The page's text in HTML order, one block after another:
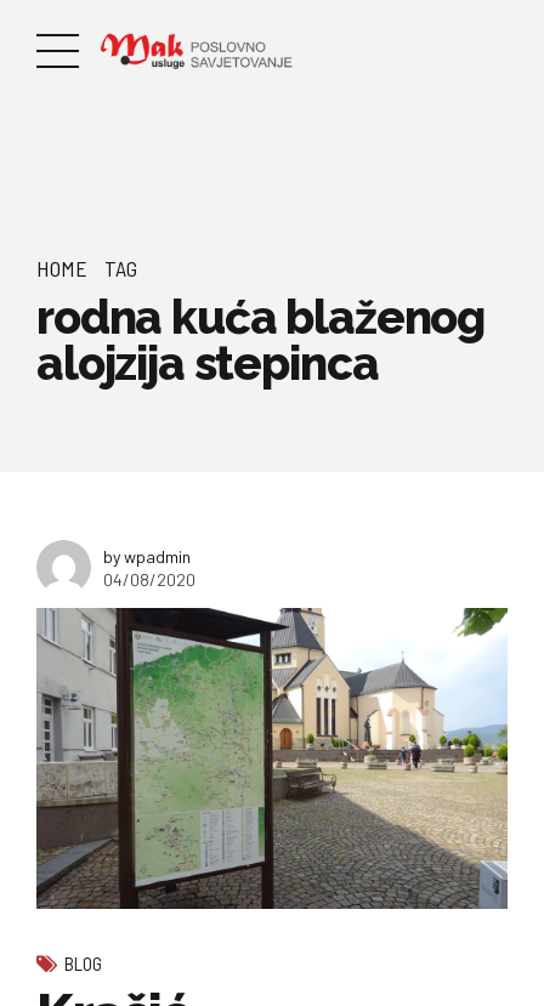
HOME TAG
rodna kuća blaženog
alojzija stepinca
by wpadmin
04/08/2020
BLOG